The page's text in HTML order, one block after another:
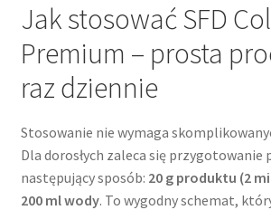
Jak stosować SFD
Premium – prosta
raz dziennie
Stosowanie nie wymaga
Dla dorosłych zaleca się przygotowanie
następujący sposób: 20 g produktu (2
200 ml wody. To wygodny schemat,